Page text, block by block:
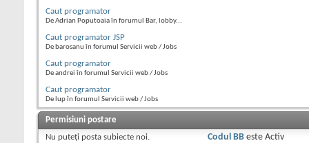
Caut programator
De Adrian Poputoaia în forumul Bar, lobby...
Caut programator JSP
De barosanu în forumul Servicii web / Jobs
Caut programator
De andrei în forumul Servicii web / Jobs
Caut programator
De lup în forumul Servicii web / Jobs
Permisiuni postare
Nu puteţi posta subiecte noi.
Codul BBeste Activ